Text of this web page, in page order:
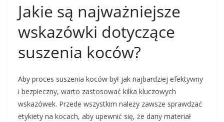
Jakie są najważniejsze
wskazówki dotyczące
suszenia koców?
Aby proces suszenia koców był jak najbardziej efektywny
i bezpieczny, warto zastosować kilka kluczowych
wskazówek. Przede wszystkim należy zawsze sprawdzać
etykiety na kocach, aby upewnić się, że dany materiał